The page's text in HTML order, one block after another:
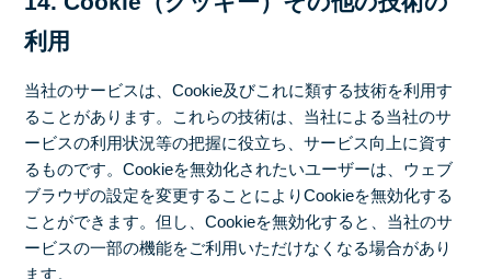
利用
当社のサービスは、Cookie及びこれに類する技術を利用す
ることがあります。これらの技術は、当社による当社のサ
ービスの利用状況等の把握に役立ち、サービス向上に資す
るものです。Cookieを無効化されたいユーザーは、ウェブ
ブラウザの設定を変更することによりCookieを無効化する
ことができます。但し、Cookieを無効化すると、当社のサ
ービスの一部の機能をご利用いただけなくなる場合があり
ます。